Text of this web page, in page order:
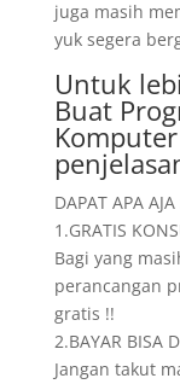
juga masih
yuk segera
Untuk
Buat
DAPAT APA
1.GRATIS
Bagi yang
perancangan
gratis !!
2.BAYAR BISA
Jangan takut